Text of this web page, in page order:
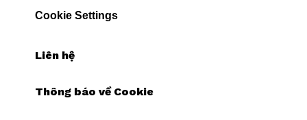
Cookie Settings
Liên hệ
Thông báo về Cookie